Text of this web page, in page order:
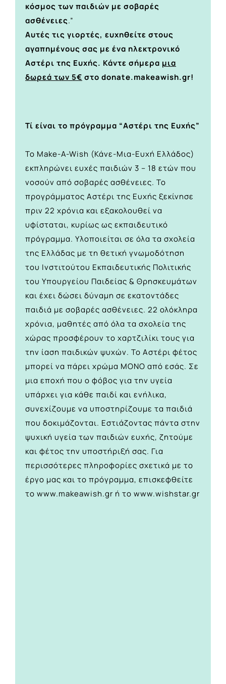
κόσμος των παιδιών με σοβαρές
ασθένειες.”
Αυτές τις γιορτές, ευχηθείτε στους
αγαπημένους σας με ένα ηλεκτρονικό
Αστέρι της Ευχής. Κάντε σήμερα μια
δωρεά των 5€ στο donate.makeawish.gr!
Τί είναι το πρόγραμμα “Αστέρι της Ευχής”
Το Make-A-Wish (Κάνε-Μια-Ευχή Ελλάδος)
εκπληρώνει ευχές παιδιών 3 – 18 ετών που
νοσούν από σοβαρές ασθένειες. Το
προγράμματος Αστέρι της Ευχής ξεκίνησε
πριν 22 χρόνια και εξακολουθεί να
υφίσταται, κυρίως ως εκπαιδευτικό
πρόγραμμα. Υλοποιείται σε όλα τα σχολεία
της Ελλάδας με τη θετική γνωμοδότηση
του Ινστιτούτου Εκπαιδευτικής Πολιτικής
του Υπουργείου Παιδείας & Θρησκευμάτων
και έχει δώσει δύναμη σε εκατοντάδες
παιδιά με σοβαρές ασθένειες. 22 ολόκληρα
χρόνια, μαθητές από όλα τα σχολεία της
χώρας προσφέρουν το χαρτζιλίκι τους για
την ίαση παιδικών ψυχών. Το Αστέρι φέτος
μπορεί να πάρει χρώμα ΜΟΝΟ από εσάς. Σε
μια εποχή που ο φόβος για την υγεία
υπάρχει για κάθε παιδί και ενήλικα,
συνεχίζουμε να υποστηρίζουμε τα παιδιά
που δοκιμάζονται. Εστιάζοντας πάντα στην
ψυχική υγεία των παιδιών ευχής, ζητούμε
και φέτος την υποστήριξή σας. Για
περισσότερες πληροφορίες σχετικά με το
έργο μας και το πρόγραμμα, επισκεφθείτε
το www.makeawish.gr ή το www.wishstar.gr